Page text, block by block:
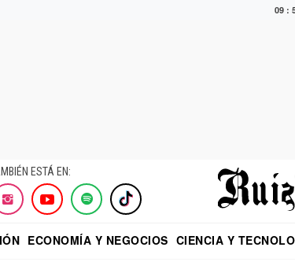
09 :
ESTÁ EN:
ECONOMÍA Y NEGOCIOS CIENCIA Y